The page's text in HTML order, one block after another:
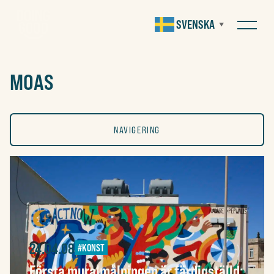
SVENSKA ▼
MOAS
NAVIGERING
ALLA
KONST
SOCIALT
24.04.08 #KONST